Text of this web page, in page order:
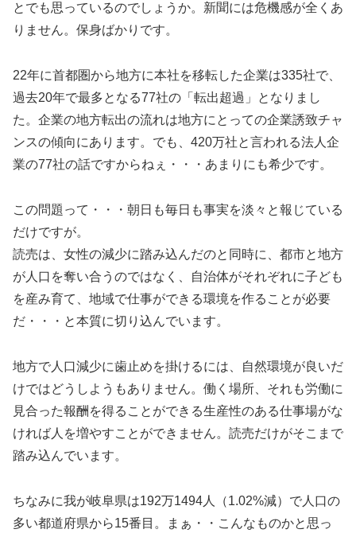
とでも思っているのでしょうか。新聞には危機感が全くあ
りません。保身ばかりです。
22年に首都圏から地方に本社を移転した企業は335社で、
過去20年で最多となる77社の「転出超過」となりまし
た。企業の地方転出の流れは地方にとっての企業誘致チャ
ンスの傾向にあります。でも、420万社と言われる法人企
業の77社の話ですからねぇ・・・あまりにも希少です。
この問題って・・・朝日も毎日も事実を淡々と報じている
だけですが。
読売は、女性の減少に踏み込んだのと同時に、都市と地方
が人口を奪い合うのではなく、自治体がそれぞれに子ども
を産み育て、地域で仕事ができる環境を作ることが必要
だ・・・と本質に切り込んでいます。
地方で人口減少に歯止めを掛けるには、自然環境が良いだ
けではどうしようもありません。働く場所、それも労働に
見合った報酬を得ることができる生産性のある仕事場がな
ければ人を増やすことができません。読売だけがそこまで
踏み込んでいます。
ちなみに我が岐阜県は192万1494人（1.02%減）で人口の
多い都道府県から15番目。まぁ・・こんなものかと思っ